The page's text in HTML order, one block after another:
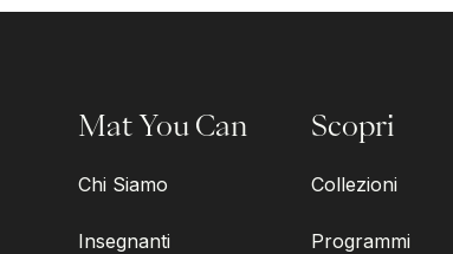
Mat You Can
Chi Siamo
Insegnanti
Scopri
Collezioni
Programmi